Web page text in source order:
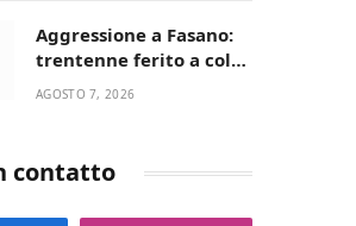
Aggressione a Fasano:
trentenne ferito a colpi
di pistola in casa
AGOSTO 7, 2026
contatto